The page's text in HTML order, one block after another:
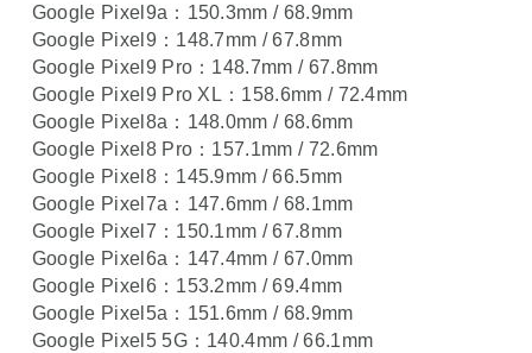
Google Pixel9a：150.3mm / 68.9mm
Google Pixel9：148.7mm / 67.8mm
Google Pixel9 Pro：148.7mm / 67.8mm
Google Pixel9 Pro XL：158.6mm / 72.4mm
Google Pixel8a：148.0mm / 68.6mm
Google Pixel8 Pro：157.1mm / 72.6mm
Google Pixel8：145.9mm / 66.5mm
Google Pixel7a：147.6mm / 68.1mm
Google Pixel7：150.1mm / 67.8mm
Google Pixel6a：147.4mm / 67.0mm
Google Pixel6：153.2mm / 69.4mm
Google Pixel5a：151.6mm / 68.9mm
Google Pixel5 5G：140.4mm / 66.1mm